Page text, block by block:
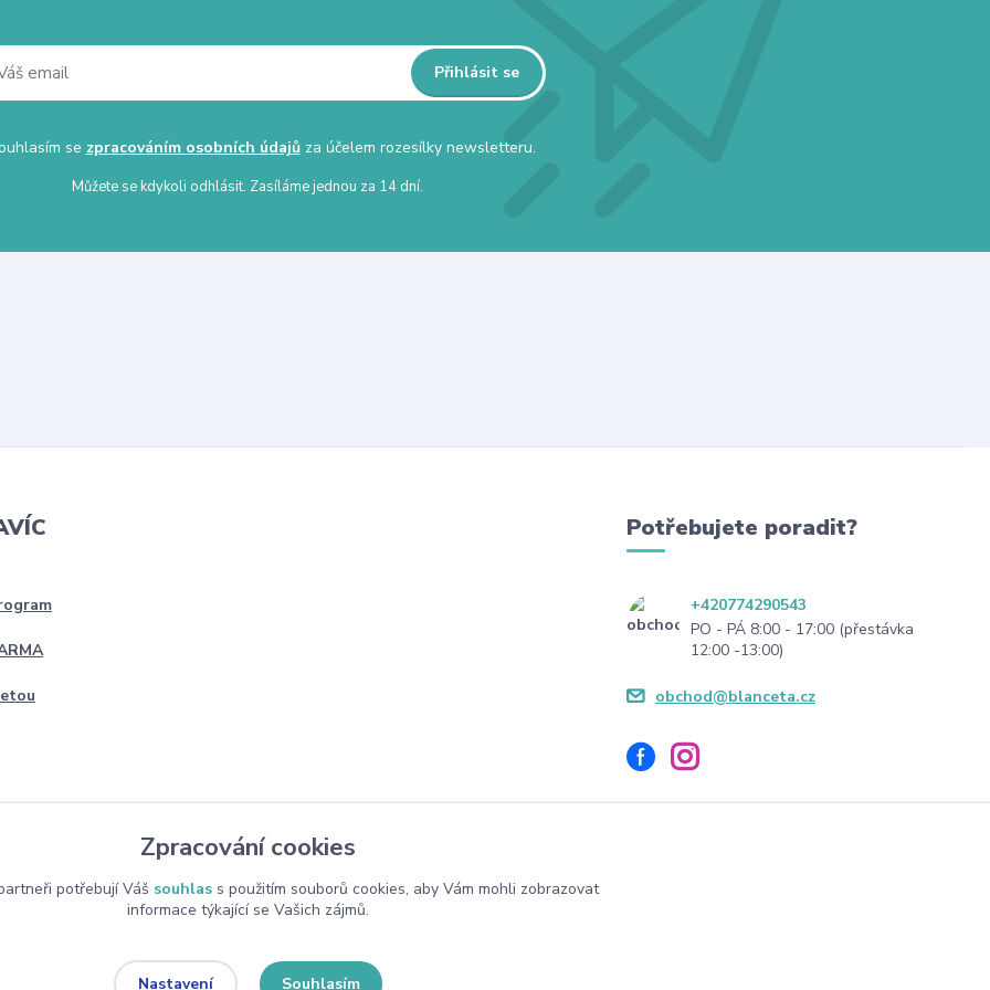
Přihlásit se
se zpracováním osobních údajůza účelem rozesílky newsletteru.
Můžete se kdykoli odhlásit. Zasíláme jednou za 14 dní.
Potřebujete poradit?
+420774290543
PO - PÁ 8:00 - 17:00 (přestávka
12:00 -13:00)
obchod@blanceta.cz
Zpracování cookies
potřebují Váš souhlass použitím souborů cookies, aby Vám mohli zobrazovat
informace týkající se Vašich zájmů.
Nastavení Souhlasím